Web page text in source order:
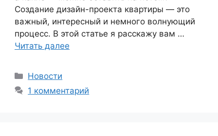
Создание дизайн-проекта квартиры — это
важный, интересный и немного волнующий
процесс. В этой статье я расскажу вам …
Читать далее
Рубрики
Новости
1 комментарий